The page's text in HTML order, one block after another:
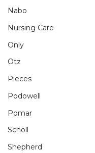
Nabo
Nursing Care
Only
Otz
Pieces
Podowell
Pomar
Scholl
Shepherd